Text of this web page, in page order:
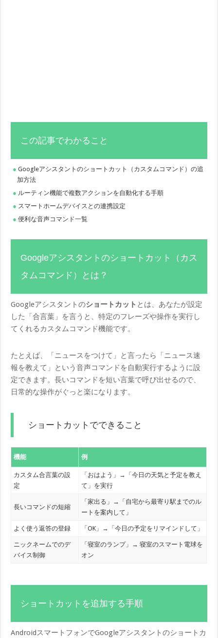
この記事でわかること
Googleアシスタントのショートカット（カスタムコマンド）の追
加方法
ルーティン機能で複数アクションを自動化する手順
スマートホームデバイスとの連携設定
便利な音声コマンド一覧
Googleアシスタントのショートカット（カス
タムコマンド）とは？
Googleアシスタントのショートカット とは、あなたが設定
した「合言葉」を言うと、特定のフレーズや操作を実行し
てくれるカスタムコマンド機能です。
たとえば、「ニュースをつけて」と言ったら「ニュース速
報を教えて」という音声コマンドを自動実行するように設
定できます。長いコマンドを短い言葉で呼び出せるので、
日常的な操作がぐっと楽になります。
ショートカットでできること
機能 例
カスタム合言葉の設
定
「おはよう」→「今日の天気と予定を教え
て」を実行
長いコマンドの短縮
「家出る」→「自宅から最寄り駅までのル
ートを案内して」
よく使う返答の登録 「OK」→「今日の予定をリマインドして」
ニックネームでのデ
バイス制御
「寝室のランプ」→ 寝室のスマート電球を
オン
ショートカットを追加する手順
AndroidスマートフォンでGoogleアシスタントのショートカ